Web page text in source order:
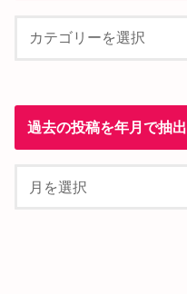
過去の投稿を年月で抽出